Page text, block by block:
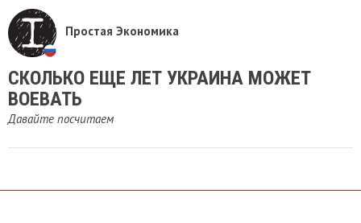
Простая Экономика
​СКОЛЬКО ЕЩЕ ЛЕТ УКРАИНА МОЖЕТ
ВОЕВАТЬ
Давайте посчитаем